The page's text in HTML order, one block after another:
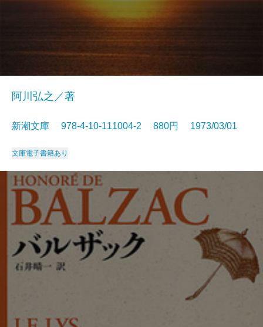
阿川弘之／著
新潮文庫 978-4-10-111004-2 880円 1973/03/01
文庫電子書籍あり